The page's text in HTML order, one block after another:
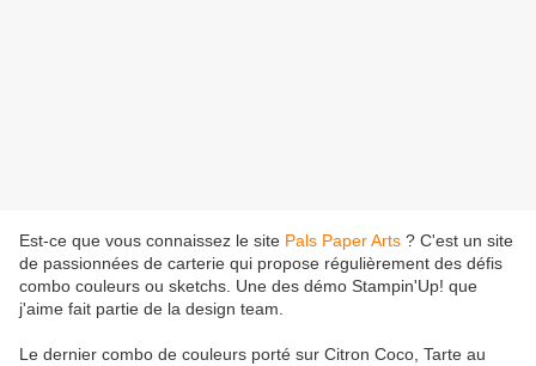
Est-ce que vous connaissez le site Pals Paper Arts ? C'est un site
de passionnées de carterie qui propose régulièrement des défis
combo couleurs ou sketchs. Une des démo Stampin'Up! que
j'aime fait partie de la design team.
Le dernier combo de couleurs porté sur Citron Coco, Tarte au